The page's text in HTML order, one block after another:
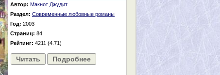
Автор: Макнот Джудит
Раздел: Современные любовные романы
Год: 2003
Страниц: 84
Рейтинг: 4211 (4.71)
Читать Подробнее